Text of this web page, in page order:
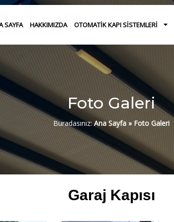
SAYFA HAKKIMIZDA OTOMATIK KAPI SISTEMLERI
Foto Galeri
Buradasınız: Ana Sayfa » Foto Galeri
Garaj Kapısı